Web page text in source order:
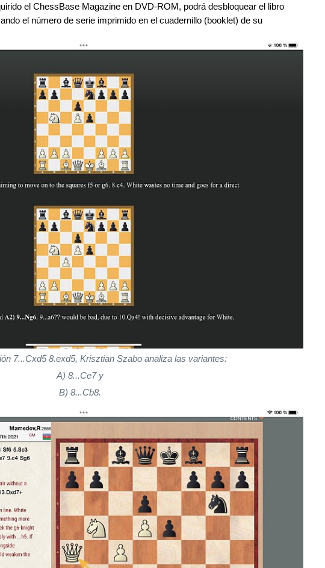
el ChessBase Magazine en DVD-ROM, podrá desbloquear el libro
el número de serie imprimido en el cuadernillo (booklet) de su
7...Cxd5 8.exd5, Krisztian Szabo analiza las variantes:
A) 8...Ce7 y
B) 8...Cb8.